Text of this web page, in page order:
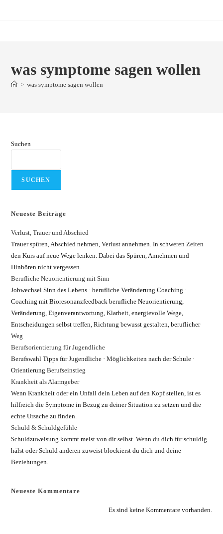
was symptome sagen wollen
> was symptome sagen wollen
Suchen
SUCHEN
Neueste Beiträge
Verlust, Trauer und Abschied
Trauer spüren, Abschied nehmen, Verlust annehmen. In schweren Zeiten
den Kurs auf neue Wege lenken. Dabei das Spüren, Annehmen und
Hinhören nicht vergessen.
Berufliche Neuorientierung mit Sinn
Jobwechsel Sinn des Lebens · berufliche Veränderung Coaching ·
Coaching mit Bioresonanzfeedback berufliche Neuorientierung,
Veränderung, Eigenverantwortung, Klarheit, energievolle Wege,
Entscheidungen selbst treffen, Richtung bewusst gestalten, beruflicher
Weg
Berufsorientierung für Jugendliche
Berufswahl Tipps für Jugendliche · Möglichkeiten nach der Schule ·
Orientierung Berufseinstieg
Krankheit als Alarmgeber
Wenn Krankheit oder ein Unfall dein Leben auf den Kopf stellen, ist es
hilfreich die Symptome in Bezug zu deiner Situation zu setzen und die
echte Ursache zu finden.
Schuld & Schuldgefühle
Schuldzuweisung kommt meist von dir selbst. Wenn du dich für schuldig
hälst oder Schuld anderen zuweist blockierst du dich und deine
Beziehungen.
Neueste Kommentare
Es sind keine Kommentare vorhanden.